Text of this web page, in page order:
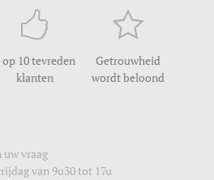
op 10 tevreden
klanten
Getrouwheid
wordt beloond
vraag
van 9u30 tot 17u